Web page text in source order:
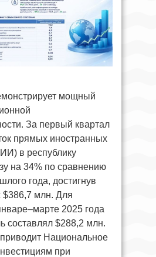
мощный
За первый квартал
прямых иностранных
в республику
на 34% по сравнению
года, достигнув
$386,7 млн. Для
2025 года
составлял $288,2 млн.
Национальное
при